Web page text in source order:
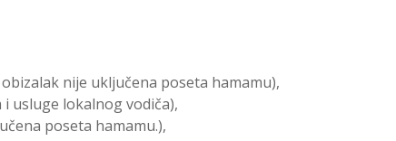
nije uključena poseta hamamu),
usluge lokalnog vodiča),
poseta hamamu.),